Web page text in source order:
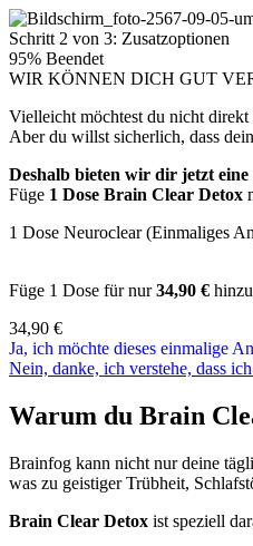
Schritt 2 von 3: Zusatzoptionen
95% Beendet
WIR KÖNNEN DICH GUT
Vielleicht möchtest du nicht
Aber du willst sicherlich, dass
Deshalb bieten wir dir jetzt eine
Füge 1 Dose Brain Clear Detox
1 Dose Neuroclear (Einmaliges
Füge 1 Dose für nur34,90 €
34,90 €
Ja, ich möchte dieses einmalige
Nein, danke, ich verstehe, dass
Warum du Brain
Brainfog kann nicht nur deine
was zu geistiger Trübheit,
Brain Clear Detox ist speziell